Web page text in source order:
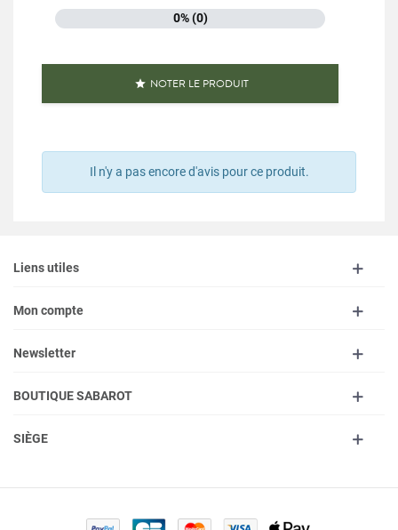
0% (0)
 NOTER LE PRODUIT
Il n'y a pas encore d'avis pour ce produit.
Liens utiles
Mon compte
Newsletter
BOUTIQUE SABAROT
SIÈGE